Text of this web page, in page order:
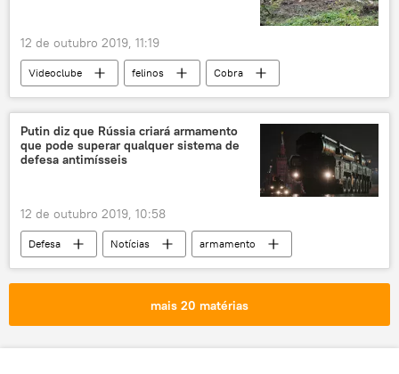
12 de outubro 2019, 11:19
Videoclube felinos
Cobra
caça
Rússia
Putin diz que Rússia criará armamento
que pode superar qualquer sistema de
defesa antimísseis
12 de outubro 2019, 10:58
Defesa Notícias
armamento
sistemas
criação
Sarmat
Vladimir Putin
mais 20 matérias